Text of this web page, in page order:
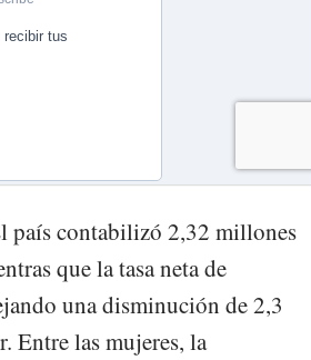
país contabilizó 2,32 millones
que la tasa neta de
una disminución de 2,3
Entre las mujeres, la